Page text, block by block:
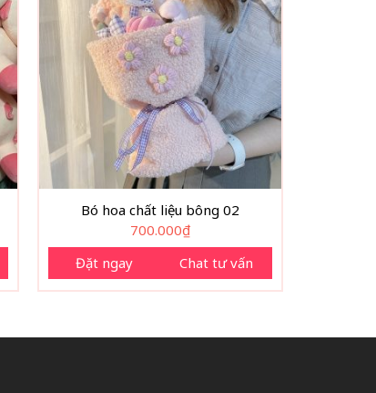
Bó hoa chất liệu bông 02
700.000₫
Đặt ngay
Chat tư vấn